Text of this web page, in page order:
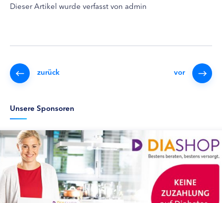
Dieser Artikel wurde verfasst von admin
zurück vor
Unsere Sponsoren